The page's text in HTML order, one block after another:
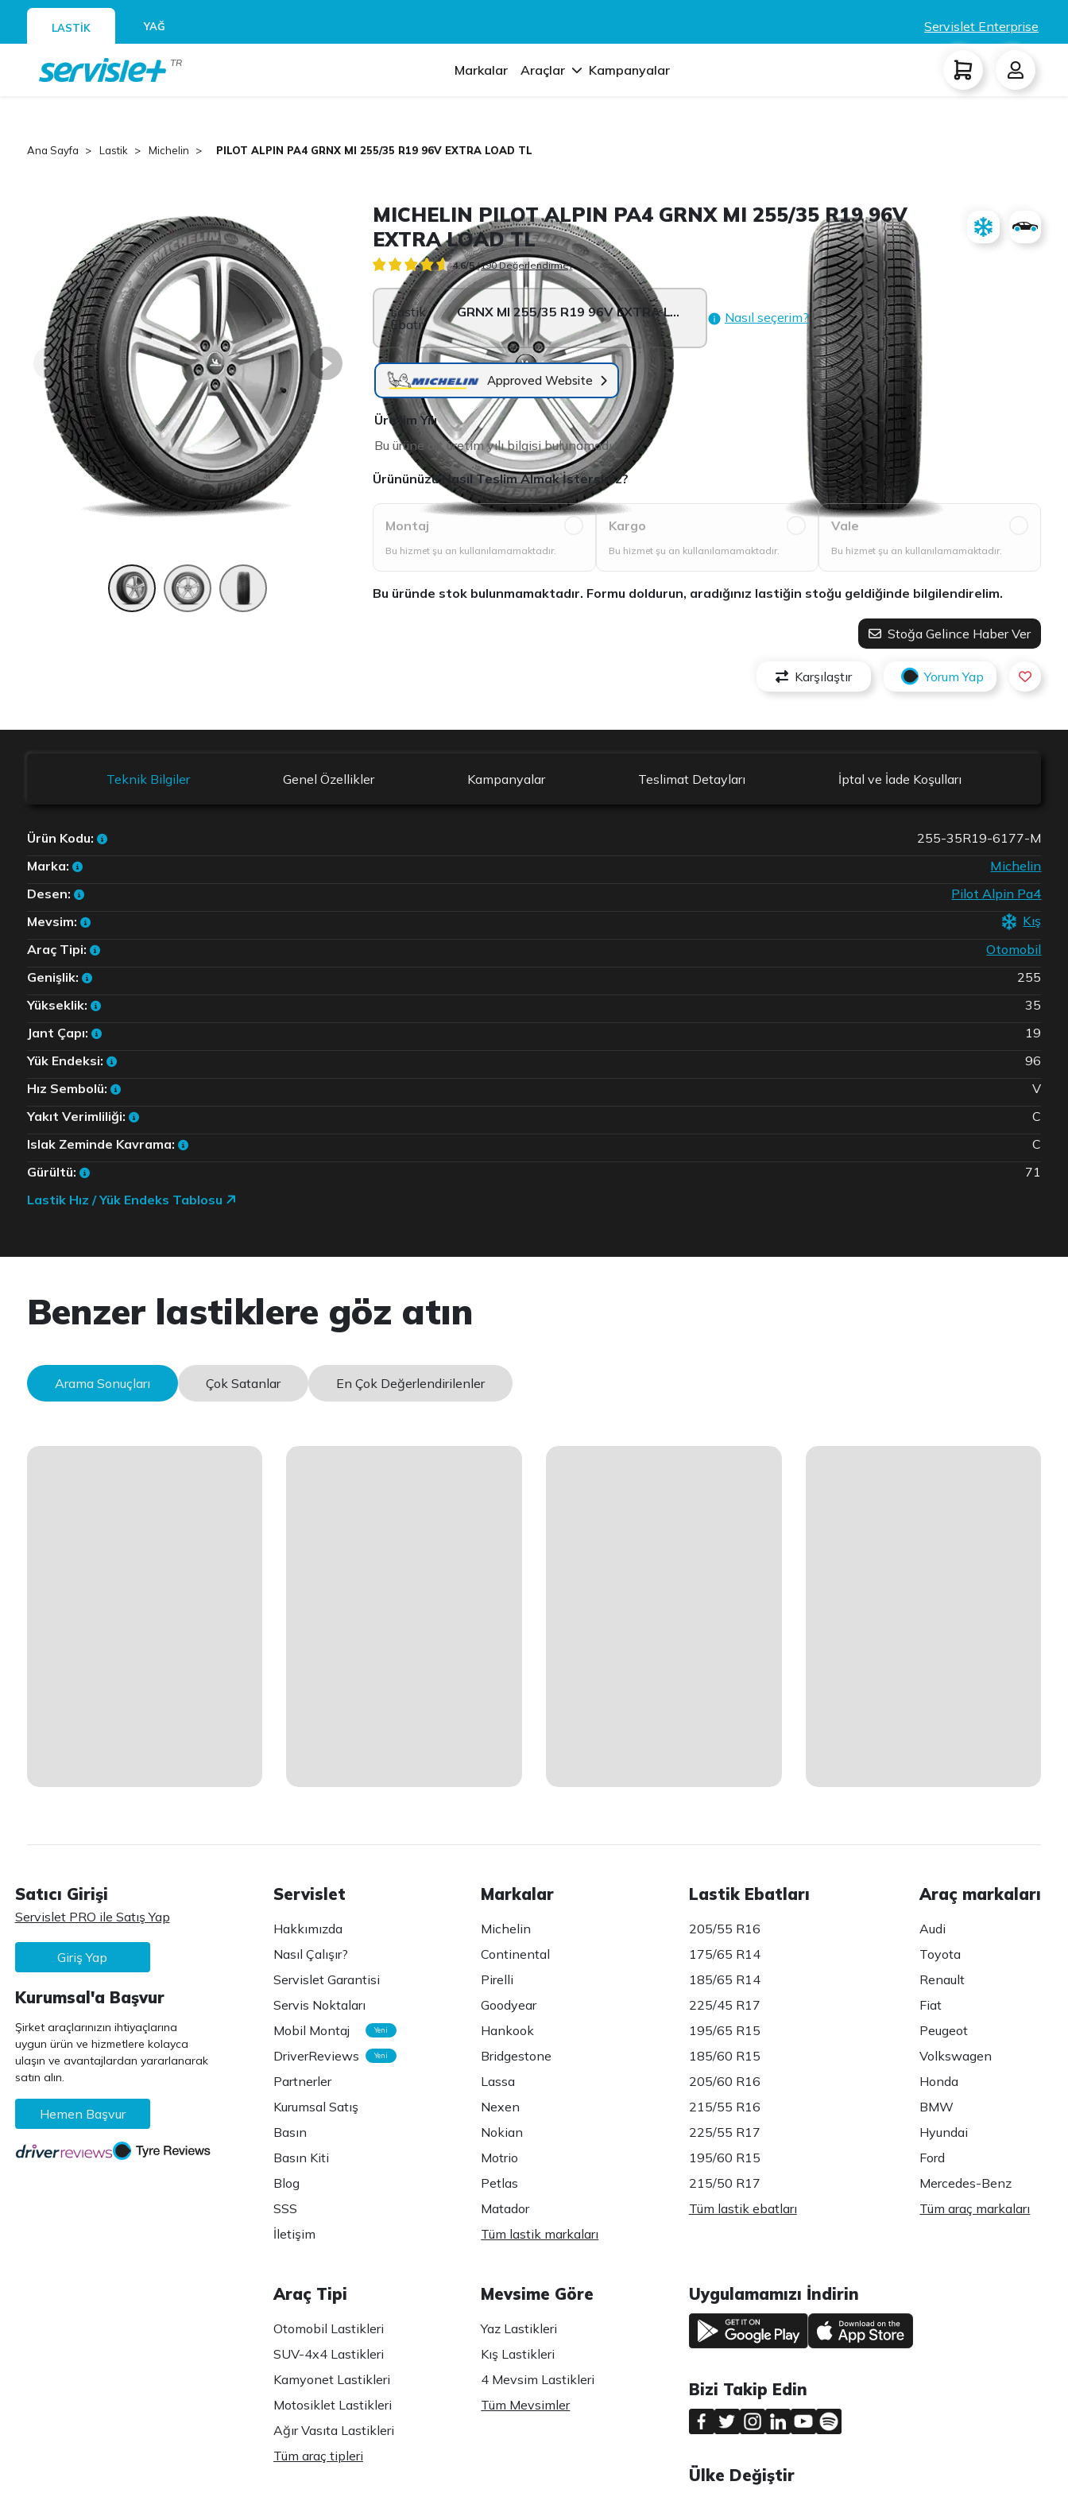
LASTİK YAĞ Servislet Enterprise
TR Markalar Araçlar Kampanyalar
Ana Sayfa Lastik Michelin PILOT ALPIN PA4 GRNX MI 255/35 R19 96V EXTRA LOAD TL
MICHELIN PILOT ALPIN PA4 GRNX MI 255/35 R19 96V
EXTRA LOAD TL
4.6/5 (190 Değerlendirme)
Lastik
Ebatı:
GRNX MI 255/35 R19 96V EXTRA LOAD TL Nasıl seçerim?
Approved Website
Üretim Yılı
Bu ürüne ait üretim yılı bilgisi bulunamadı.
Ürününüzü Nasıl Teslim Almak İstersiniz?
Montaj
Bu hizmet şu an kullanılamamaktadır.
Kargo
Bu hizmet şu an kullanılamamaktadır.
Vale
Bu hizmet şu an kullanılamamaktadır.
Bu üründe stok bulunmamaktadır. Formu doldurun, aradığınız lastiğin stoğu geldiğinde bilgilendirelim.
Stoğa Gelince Haber Ver
Karşılaştır Yorum Yap
Teknik Bilgiler Genel Özellikler Kampanyalar Teslimat Detayları İptal ve İade Koşulları
Ürün Kodu:
255-35R19-6177-M
Marka:
Michelin
Desen:
Pilot Alpin Pa4
Mevsim:
Kış
Araç Tipi:
Otomobil
Genişlik:
255
Yükseklik:
35
Jant Çapı:
19
Yük Endeksi:
96
Hız Sembolü:
V
Yakıt Verimliliği:
C
Islak Zeminde Kavrama:
C
Gürültü:
71
Lastik Hız / Yük Endeks Tablosu
Benzer lastiklere göz atın
Arama Sonuçları Çok Satanlar En Çok Değerlendirilenler
Satıcı Girişi
Servislet PRO ile Satış Yap
Giriş Yap
Kurumsal'a Başvur
Şirket araçlarınızın ihtiyaçlarına
uygun ürün ve hizmetlere kolayca
ulaşın ve avantajlardan yararlanarak
satın alın.
Hemen Başvur
Servislet
Hakkımızda
Nasıl Çalışır?
Servislet Garantisi
Servis Noktaları
Mobil Montaj
Yeni
DriverReviews Yeni
Partnerler
Kurumsal Satış
Basın
Basın Kiti
Blog
SSS
İletişim
Markalar
Michelin
Continental
Pirelli
Goodyear
Hankook
Bridgestone
Lassa
Nexen
Nokian
Motrio
Petlas
Matador
Tüm lastik markaları
Lastik Ebatları
205/55 R16
175/65 R14
185/65 R14
225/45 R17
195/65 R15
185/60 R15
205/60 R16
215/55 R16
225/55 R17
195/60 R15
215/50 R17
Tüm lastik ebatları
Araç markaları
Audi
Toyota
Renault
Fiat
Peugeot
Volkswagen
Honda
BMW
Hyundai
Ford
Mercedes-Benz
Tüm araç markaları
Araç Tipi
Otomobil Lastikleri
SUV-4x4 Lastikleri
Kamyonet Lastikleri
Motosiklet Lastikleri
Ağır Vasıta Lastikleri
Tüm araç tipleri
Mevsime Göre
Yaz Lastikleri
Kış Lastikleri
4 Mevsim Lastikleri
Tüm Mevsimler
Uygulamamızı İndirin
Bizi Takip Edin
Ülke Değiştir